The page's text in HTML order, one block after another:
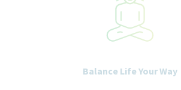
Balance Life Your Way